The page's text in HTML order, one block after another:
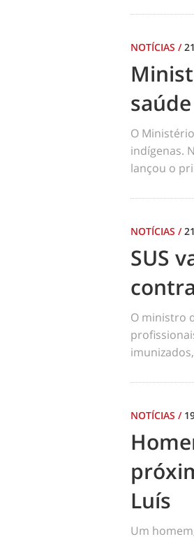
NOTÍCIAS /
O
indígenas.
lançou o
NOTÍCIAS /
SUS
O ministro
NOTÍCIAS /
Luís
Um